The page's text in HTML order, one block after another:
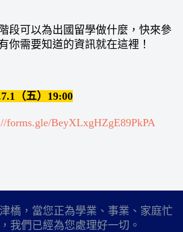
段可以為出國留學做什麼，快來參
你需要知道的資訊就在這裡！
（五）19:00
forms.gle/BeyXLxgHZgE89PkPA
橋，當您正為學業、事業、家庭忙
我們已經為您處理好一切。